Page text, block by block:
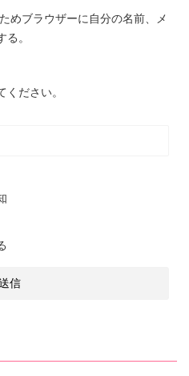
めブラウザーに自分の名前、メ
。
ださい。